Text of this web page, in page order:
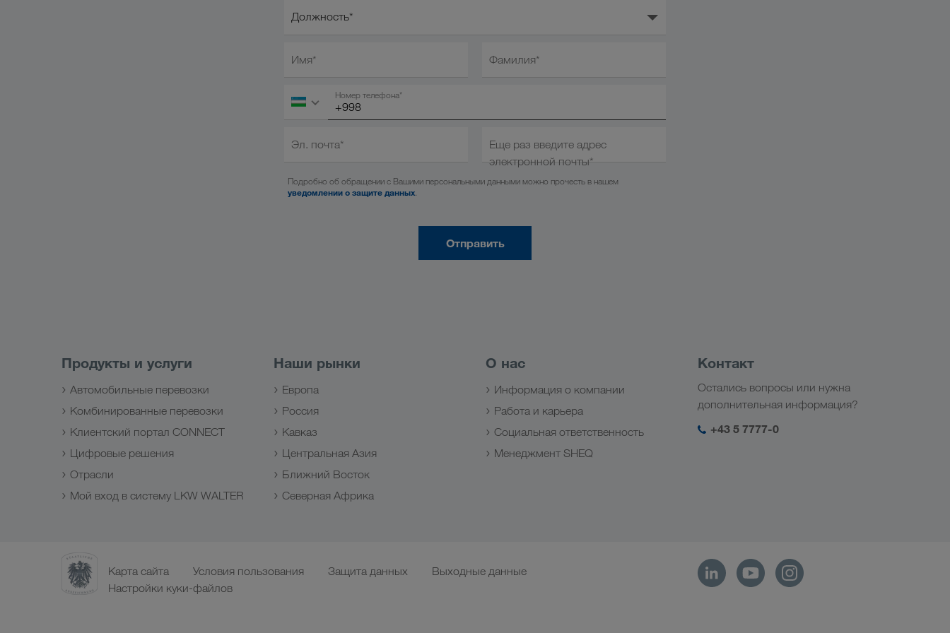
Должность*
Имя* Фамилия*
Номер телефона*
Эл. почта*
Еще раз введите адрес
электронной почты*
Подробно об обращении с Вашими персональными данными можно прочесть в нашем
уведомлении о защите данных
Отправить
Продукты и услуги
Автомобильные перевозки
Комбинированные перевозки
Клиентский портал CONNECT
Цифровые решения
Отрасли
Мой вход в систему LKW WALTER
Наши рынки
Европа
Россия
Кавказ
Центральная Азия
Ближний Восток
Северная Африка
О нас
Информация о компании
Работа и карьера
Социальная ответственность
Менеджмент SHEQ
Контакт
Остались вопросы или нужна
дополнительная информация?
+43 5 7777-0
Карта сайта Условия пользования Защита данных
Выходные данные
Настройки куки-файлов